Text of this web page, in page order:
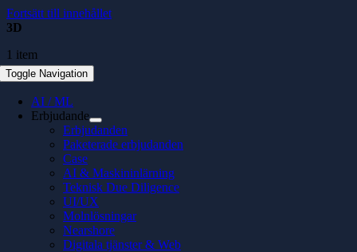
Fortsätt till innehållet
Toggle Navigation
AI / ML
Erbjudande
Erbjudanden
Paketerade erbjudanden
Case
AI & Maskininlärning
Teknisk Due Diligence
UI/UX
Molnlösningar
Nearshore
Digitala tjänster & Web
3D
1 item